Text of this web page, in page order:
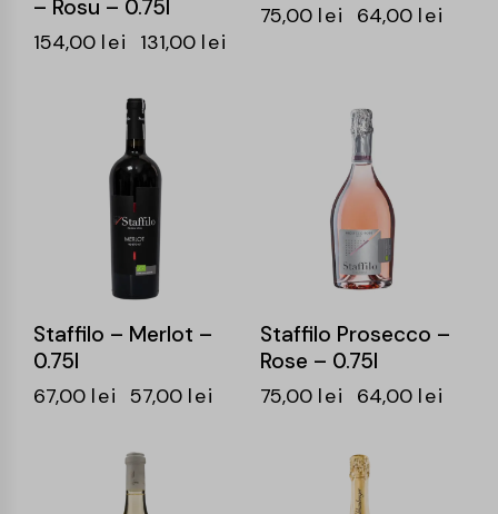
– Rosu – 0.75l
154,00 lei 131,00 lei
75,00 lei 64,00 lei
Staffilo – Merlot –
0.75l
67,00 lei 57,00 lei
Staffilo Prosecco –
Rose – 0.75l
75,00 lei 64,00 lei